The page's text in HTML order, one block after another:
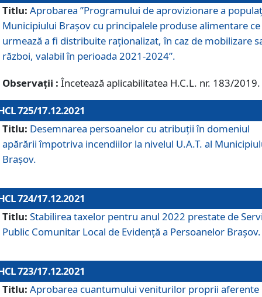
Titlu: Aprobarea ”Programului de aprovizionare a
Municipiului Braşov cu principalele produse alimentare ce
urmează a fi distribuite raționalizat, în caz de mobilizare
război, valabil în perioada 2021-2024”.
Observații : Încetează aplicabilitatea H.C.L. nr. 183/2019.
725/17.12.2021
Titlu: Desemnarea persoanelor cu atribuții în domeniul
apărării împotriva incendiilor la nivelul U.A.T. al
Brașov.
724/17.12.2021
Titlu: Stabilirea taxelor pentru anul 2022 prestate de
Public Comunitar Local de Evidență a Persoanelor Braşov.
723/17.12.2021
Titlu: Aprobarea cuantumului veniturilor proprii aferente